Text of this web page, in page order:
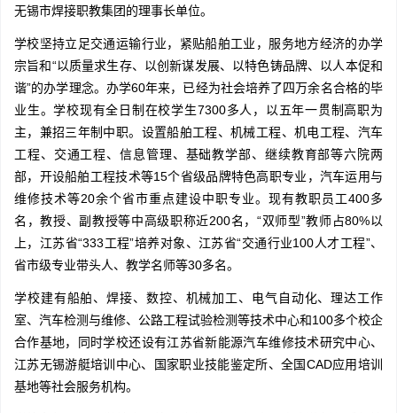
无锡市焊接职教集团的理事长单位。
学校坚持立足交通运输行业，紧贴船舶工业，服务地方经济的办学
宗旨和“以质量求生存、以创新谋发展、以特色铸品牌、以人本促和
谐”的办学理念。办学60年来，已经为社会培养了四万余名合格的毕
业生。学校现有全日制在校学生7300多人，以五年一贯制高职为
主，兼招三年制中职。设置船舶工程、机械工程、机电工程、汽车
工程、交通工程、信息管理、基础教学部、继续教育部等六院两
部，开设船舶工程技术等15个省级品牌特色高职专业，汽车运用与
维修技术等20余个省市重点建设中职专业。现有教职员工400多
名，教授、副教授等中高级职称近200名，“双师型”教师占80%以
上，江苏省“333工程”培养对象、江苏省“交通行业100人才工程”、
省市级专业带头人、教学名师等30多名。
学校建有船舶、焊接、数控、机械加工、电气自动化、理达工作
室、汽车检测与维修、公路工程试验检测等技术中心和100多个校企
合作基地，同时学校还设有江苏省新能源汽车维修技术研究中心、
江苏无锡游艇培训中心、国家职业技能鉴定所、全国CAD应用培训
基地等社会服务机构。